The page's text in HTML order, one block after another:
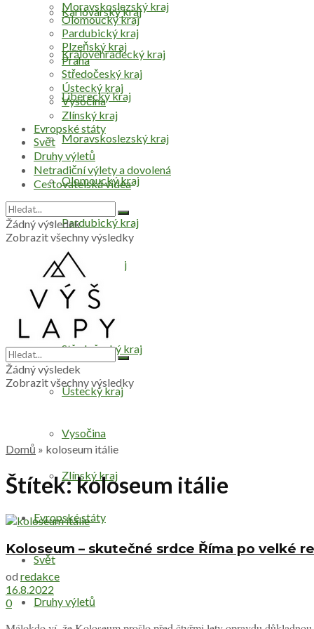
Karlovarský kraj
Královéhradecký kraj
Liberecký kraj
Moravskoslezský kraj
Olomoucký kraj
Pardubický kraj
Plzeňský kraj
Praha
Středočeský kraj
Ústecký kraj
Vysočina
Zlínský kraj
Evropské státy
Svět
Druhy výletů
Moravskoslezský kraj
Olomoucký kraj
Pardubický kraj
Plzeňský kraj
Praha
Středočeský kraj
Ústecký kraj
Vysočina
Zlínský kraj
Evropské státy
Svět
Druhy výletů
Netradiční výlety a dovolená
Cestovatelská videa
Žádný výsledek
Zobrazit všechny výsledky
Žádný výsledek
Zobrazit všechny výsledky
Domů » koloseum itálie
Štítek:koloseum itálie
Koloseum – skutečné srdce Říma po velké
od redakce
16.8.2022
0